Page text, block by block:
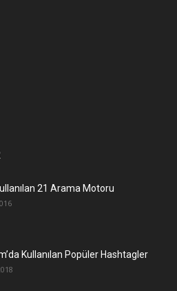
21 Arama Motoru
Kullanılan Popüler Hashtagler